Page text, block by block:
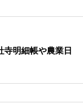
明細帳や農業日